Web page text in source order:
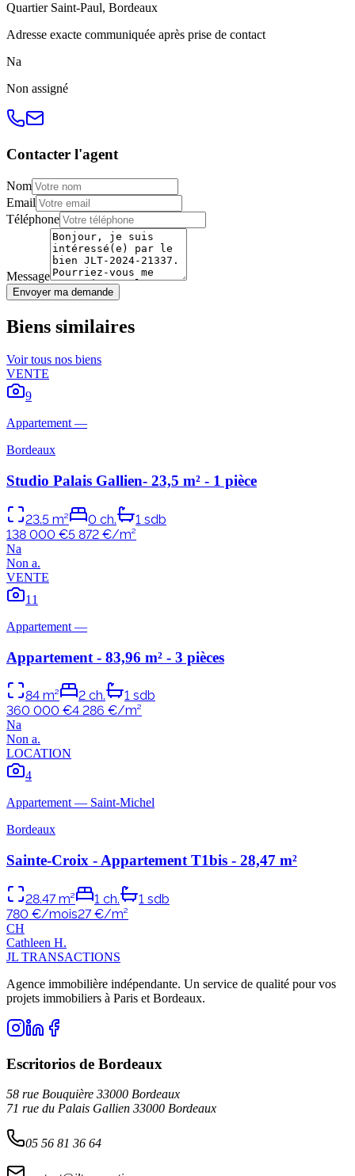
Quartier Saint-Paul, Bordeaux
Adresse exacte communiquée après prise de contact
Na
Non assigné
Contacter l'agent
Nom
Email
Téléphone
Message
Envoyer ma demande
Biens similaires
Voir tous nos biens
VENTE
9
Appartement—
Bordeaux
Studio Palais Gallien- 23,5 m² - 1 pièce
23.5 m² 0 ch. 1 sdb
138 000 €5 872 €/m²
Na
Non a.
VENTE
11
Appartement —
Appartement - 83,96 m² - 3 pièces
84 m² 2 ch. 1 sdb
360 000 €4 286 €/m²
Na
Non a.
LOCATION
4
Appartement — Saint-Michel
Bordeaux
Sainte-Croix - Appartement T1bis - 28,47 m²
28.47m² 1 ch. 1 sdb
780 €/mois27€/m²
CH
Cathleen H.
JL TRANSACTIONS
Agence immobilière indépendante. Un service de qualité pour vos
projets immobiliers à Paris et Bordeaux.
Escritorios de Bordeaux
58 rue Bouquière 33000 Bordeaux
71 rue du Palais Gallien 33000 Bordeaux
05 56 81 36 64